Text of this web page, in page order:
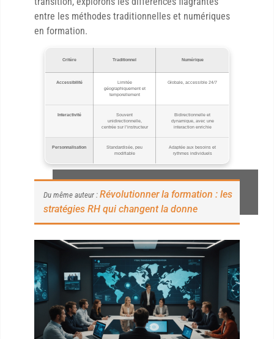
entre les méthodes traditionnelles et numériques
en formation.
Critère Traditionnel Numérique
Accessibilité
Limitée
géographiquement et
temporellement
Globale, accessible 24/7
Interactivité
Souvent
unidirectionnelle,
centrée sur l’instructeur
Bidirectionnelle et
dynamique, avec une
interaction enrichie
Personnalisation
Standardisée, peu
modifiable
Adaptée aux besoins et
rythmes individuels
Du même auteur : Révolutionner la formation : les
stratégies RH qui changent la donne